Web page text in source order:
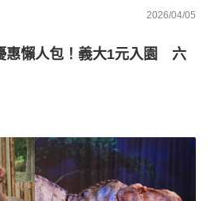
2026/04/05
惠懶人包！義大1元入園 六